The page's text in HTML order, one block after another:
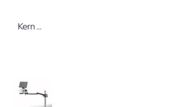
Kern Videomikroskop OIV 345 mit Bildschirm